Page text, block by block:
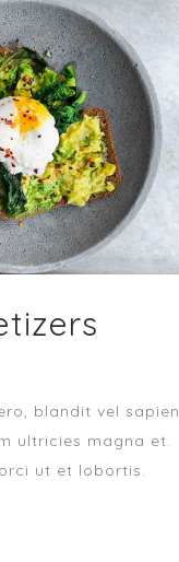
blandit vel sapien
ultricies magna et.
ut et lobortis.